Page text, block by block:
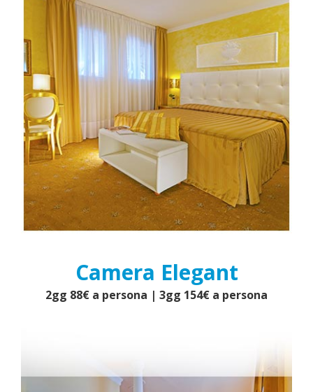
Camera Elegant
2gg 88€ a persona | 3gg 154€ a persona